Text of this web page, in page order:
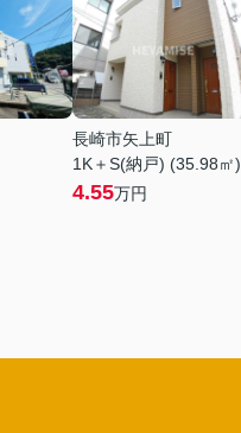
長崎市矢上町
1K＋S(納戸) (35.98㎡)
4.55万円